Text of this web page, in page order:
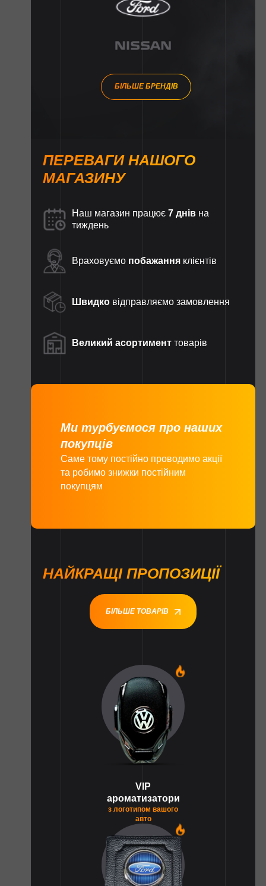
БІЛЬШЕ БРЕНДІВ
ПЕРЕВАГИ НАШОГО
МАГАЗИНУ
Наш магазин працює 7 днів на
тиждень
Враховуємо побажання клієнтів
Швидко відправляємо замовлення
Великий асортимент товарів
Ми турбуємося про наших
покупців
Саме тому постійно проводимо акції
та робимо знижки постійним
покупцям
НАЙКРАЩІ ПРОПОЗИЦІЇ
БІЛЬШЕ ТОВАРІВ
VIP
ароматизатори
з логотипом вашого
авто